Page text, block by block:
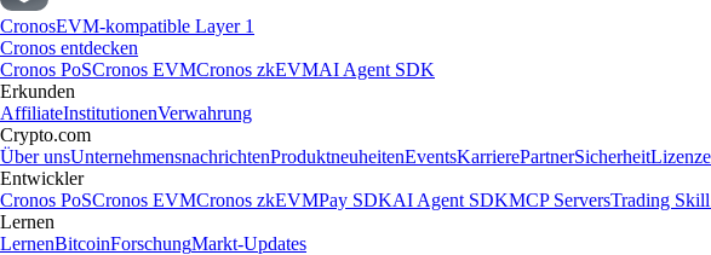
CronosEVM-kompatible Layer 1
Cronos entdecken
Cronos PoSCronos EVMCronos zkEVMAI Agent SDK
Erkunden
AffiliateInstitutionenVerwahrung
Crypto.com
Über unsUnternehmensnachrichtenProduktneuheitenEventsKarrierePartnerSicherheit
Entwickler
Cronos PoSCronos EVMCronos zkEVMPay SDKAI Agent SDKMCP ServersTrading
Lernen
LernenBitcoinForschungMarkt-Updates